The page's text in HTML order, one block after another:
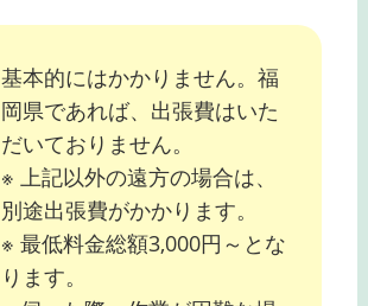
基本的にはかかりません。福
岡県であれば、出張費はいた
だいておりません。
※ 上記以外の遠方の場合は、
別途出張費がかかります。
※ 最低料金総額3,000円～とな
ります。